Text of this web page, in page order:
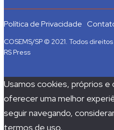
Política de Privacidade
COSEMS/SP © 2021. Todos
RS Press
Usamos cookies, próprios e
oferecer uma melhor
seguir navegando,
termos de uso.